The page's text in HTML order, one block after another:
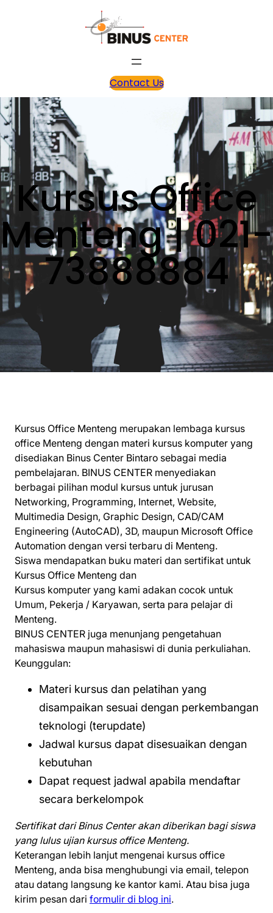
Contact Us
Kursus Office
Menteng | 021-
73888884
Kursus Office Menteng merupakan lembaga kursus
office Menteng dengan materi kursus komputer yang
disediakan Binus Center Bintaro sebagai media
pembelajaran. BINUS CENTER menyediakan
berbagai pilihan modul kursus untuk jurusan
Networking, Programming, Internet, Website,
Multimedia Design, Graphic Design, CAD/CAM
Engineering (AutoCAD), 3D, maupun Microsoft Office
Automation dengan versi terbaru di Menteng.
Siswa mendapatkan buku materi dan sertifikat untuk
Kursus Office Menteng dan
Kursus komputer yang kami adakan cocok untuk
Umum, Pekerja / Karyawan, serta para pelajar di
Menteng.
BINUS CENTER juga menunjang pengetahuan
mahasiswa maupun mahasiswi di dunia perkuliahan.
Keunggulan:
Materi kursus dan pelatihan yang
disampaikan sesuai dengan perkembangan
teknologi (terupdate)
Jadwal kursus dapat disesuaikan dengan
kebutuhan
Dapat request jadwal apabila mendaftar
secara berkelompok
Sertifikat dari Binus Center akan diberikan bagi siswa
yang lulus ujian kursus office Menteng.
Keterangan lebih lanjut mengenai kursus office
Menteng, anda bisa menghubungi via email, telepon
atau datang langsung ke kantor kami. Atau bisa juga
kirim pesan dari formulir di blog ini.